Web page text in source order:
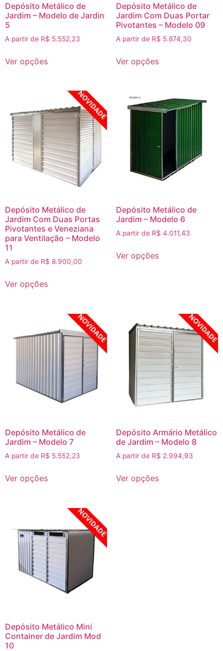
Depósito Metálico de
Jardim – Modelo de Jardin
5
A partir de R$ 5.552,23
Ver opções
Depósito Metálico de
Jardim Com Duas Portar
Pivotantes – Modelo 09
A partir de R$ 5.874,30
Ver opções
Depósito Metálico de
Jardim Com Duas Portas
Pivotantes e Veneziana
para Ventilação – Modelo
11
A partir de R$ 8.900,00
Ver opções
Depósito Metálico de
Jardim – Modelo 6
A partir de R$ 4.011,43
Ver opções
Depósito Metálico de
Jardim – Modelo 7
A partir de R$ 5.552,23
Ver opções
Depósito Armário Metálico
de Jardim – Modelo 8
A partir de R$ 2.994,93
Ver opções
Depósito Metálico Mini
Container de Jardim Mod
10